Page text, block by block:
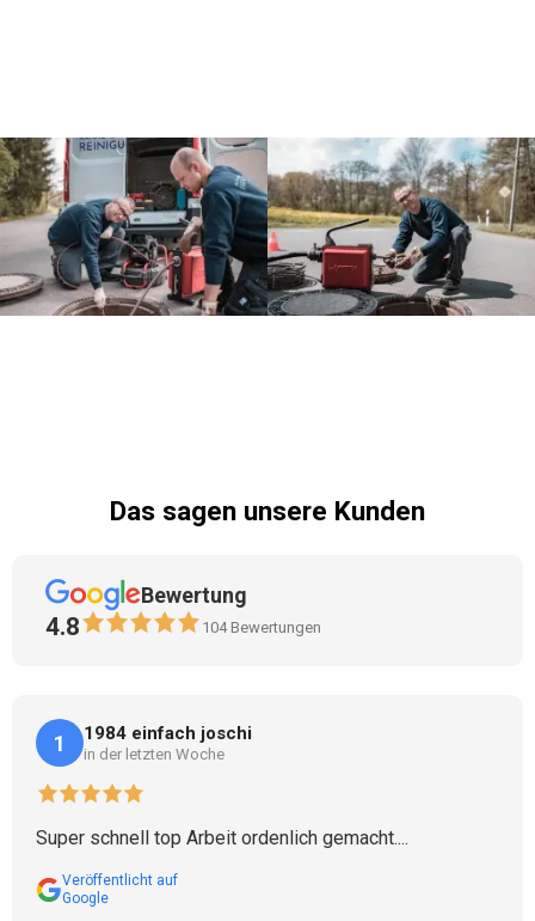
Das sagen unsere Kunden
Bewertung
4.8 104Bewertungen
1 1984 einfach joschi
in der letzten Woche
Super schnell top Arbeit ordenlich gemacht....
Veröffentlicht auf
Google